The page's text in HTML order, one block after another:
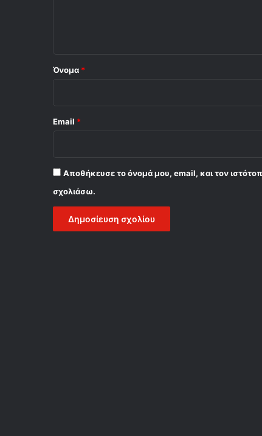
Όνομα *
Email *
Αποθήκευσε το όνομά μου, email, και τον
σχολιάσω.